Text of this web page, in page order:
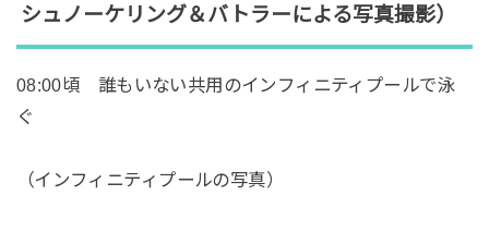
シュノーケリング＆バトラーによる写真撮影）
08:00頃 誰もいない共用のインフィニティプールで泳
ぐ
（インフィニティプールの写真）